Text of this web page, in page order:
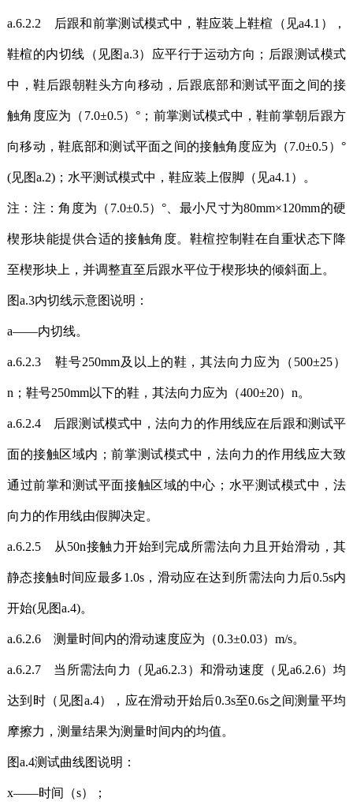
a.6.2.2 后跟和前掌测试模式中，鞋应装上鞋楦（见a4.1），
鞋楦的内切线（见图a.3）应平行于运动方向；后跟测试模式
中，鞋后跟朝鞋头方向移动，后跟底部和测试平面之间的接
触角度应为（7.0±0.5）°；前掌测试模式中，鞋前掌朝后跟方
向移动，鞋底部和测试平面之间的接触角度应为（7.0±0.5）°
(见图a.2)；水平测试模式中，鞋应装上假脚（见a4.1）。
注：注：角度为（7.0±0.5）°、最小尺寸为80mm×120mm的硬
楔形块能提供合适的接触角度。鞋楦控制鞋在自重状态下降
至楔形块上，并调整直至后跟水平位于楔形块的倾斜面上。
图a.3内切线示意图说明：
a——内切线。
a.6.2.3 鞋号250mm及以上的鞋，其法向力应为（500±25）
n；鞋号250mm以下的鞋，其法向力应为（400±20）n。
a.6.2.4 后跟测试模式中，法向力的作用线应在后跟和测试平
面的接触区域内；前掌测试模式中，法向力的作用线应大致
通过前掌和测试平面接触区域的中心；水平测试模式中，法
向力的作用线由假脚决定。
a.6.2.5 从50n接触力开始到完成所需法向力且开始滑动，其
静态接触时间应最多1.0s，滑动应在达到所需法向力后0.5s内
开始(见图a.4)。
a.6.2.6 测量时间内的滑动速度应为（0.3±0.03）m/s。
a.6.2.7 当所需法向力（见a6.2.3）和滑动速度（见a6.2.6）均
达到时（见图a.4），应在滑动开始后0.3s至0.6s之间测量平均
摩擦力，测量结果为测量时间内的均值。
图a.4测试曲线图说明：
x——时间（s）；